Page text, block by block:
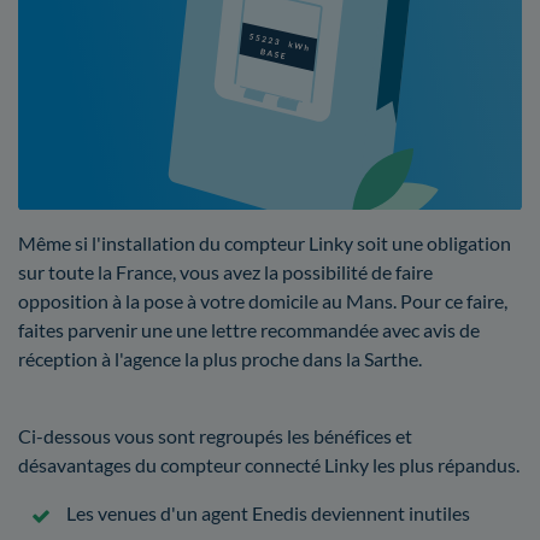
Même si l'installation du compteur Linky soit une obligation
sur toute la France, vous avez la possibilité de faire
opposition à la pose à votre domicile au Mans. Pour ce faire,
faites parvenir une une lettre recommandée avec avis de
réception à l'agence la plus proche dans la Sarthe.
Ci-dessous vous sont regroupés les bénéfices et
désavantages du compteur connecté Linky les plus répandus.
Les venues d'un agent Enedis deviennent inutiles